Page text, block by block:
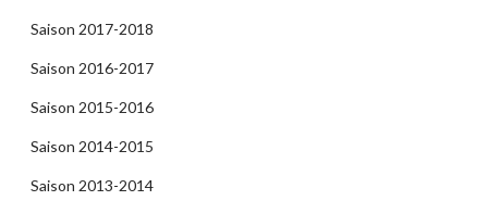
Saison 2017-2018
Saison 2016-2017
Saison 2015-2016
Saison 2014-2015
Saison 2013-2014